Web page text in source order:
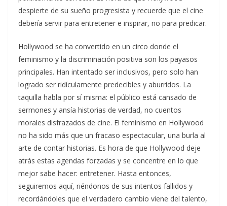
despierte de su sueño progresista y recuerde que el cine
debería servir para entretener e inspirar, no para predicar.
Hollywood se ha convertido en un circo donde el
feminismo y la discriminación positiva son los payasos
principales. Han intentado ser inclusivos, pero solo han
logrado ser ridículamente predecibles y aburridos. La
taquilla habla por sí misma: el público está cansado de
sermones y ansía historias de verdad, no cuentos
morales disfrazados de cine. El feminismo en Hollywood
no ha sido más que un fracaso espectacular, una burla al
arte de contar historias. Es hora de que Hollywood deje
atrás estas agendas forzadas y se concentre en lo que
mejor sabe hacer: entretener. Hasta entonces,
seguiremos aquí, riéndonos de sus intentos fallidos y
recordándoles que el verdadero cambio viene del talento,